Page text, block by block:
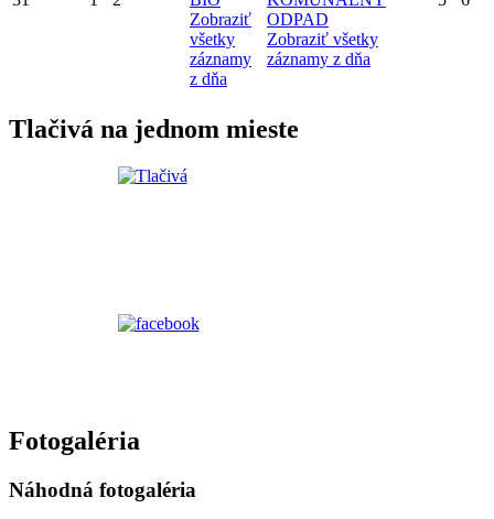
Zobraziť
všetky
záznamy
z dňa
ODPAD
Zobraziť všetky
záznamy z dňa
Tlačivá na jednom mieste
Fotogaléria
Náhodná fotogaléria